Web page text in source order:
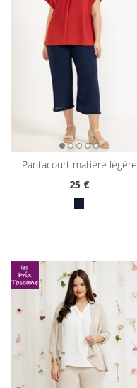
pantacourt matière légère
25€